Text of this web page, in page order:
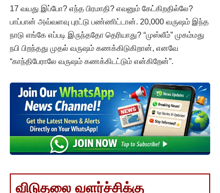
17 வயது இப்போ? எந்த பிரமாதி? எவனும் கேட்கிறதில்லே?
பாப்பான் அவ்வளவு புரட்டு பண்ணிட்டான். 20,000 வருஷம் இந்த
நாடு எங்கே எப்படி இருந்ததோ தெரியாது? “முஸ்லீம்” முகம்மது
நபி பிறந்தது முதல் வருஷம் கணக்கிடுகிறான், எனவே
“காந்திபேராலே வருஷம் கணக்கிடட்டும் என்கிறேன்”.
விடுதலை வளர்ச்சிக்கு